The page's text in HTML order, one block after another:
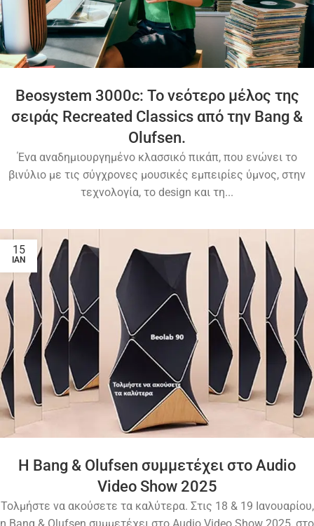
Beosystem 3000c: Το νεότερο μέλος της
σειράς Recreated Classics από την Bang &
Olufsen.
Ένα αναδημιουργημένο κλασσικό πικάπ, που ενώνει το
βινύλιο με τις σύγχρονες μουσικές εμπειρίες ύμνος, στην
τεχνολογία, το design και τη...
15
ΙΑΝ
Η Bang & Olufsen συμμετέχει στο Audio
Video Show 2025
Τολμήστε να ακούσετε τα καλύτερα. Στις 18 & 19 Ιανουαρίου,